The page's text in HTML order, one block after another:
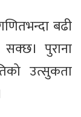
बढी
सक्छ। पुराना
उत्सुकता